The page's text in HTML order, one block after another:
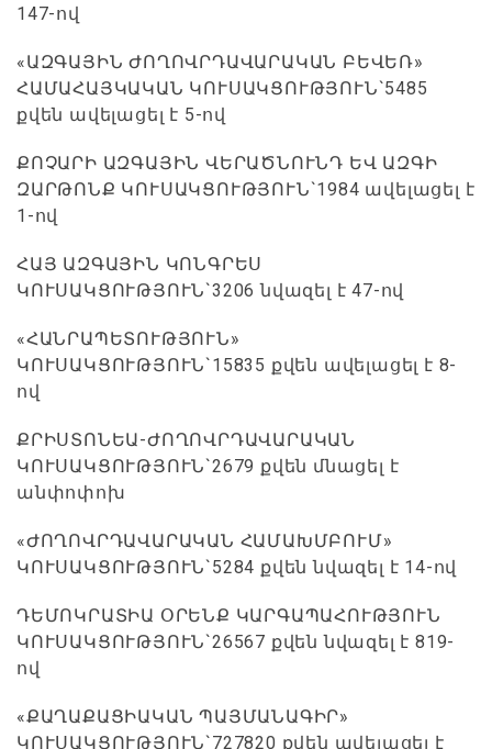
147-ով
«ԱԶԳԱՅԻՆ ԺՈՂՈՎՐԴԱՎԱՐԱԿԱՆ ԲԵՎԵՌ»
ՀԱՄԱՀԱՅԿԱԿԱՆ ԿՈՒՍԱԿՑՈՒԹՅՈՒՆ`5485
քվեն ավելացել է 5-ով
ՔՈՉԱՐԻ ԱԶԳԱՅԻՆ ՎԵՐԱԾՆՈՒՆԴ ԵՎ ԱԶԳԻ
ԶԱՐԹՈՆՔ ԿՈՒՍԱԿՑՈՒԹՅՈՒՆ`1984 ավելացել է
1-ով
ՀԱՅ ԱԶԳԱՅԻՆ ԿՈՆԳՐԵՍ
ԿՈՒՍԱԿՑՈՒԹՅՈՒՆ`3206 նվազել է 47-ով
«ՀԱՆՐԱՊԵՏՈՒԹՅՈՒՆ»
ԿՈՒՍԱԿՑՈՒԹՅՈՒՆ`15835 քվեն ավելացել է 8-
ով
ՔՐԻՍՏՈՆԵԱ-ԺՈՂՈՎՐԴԱՎԱՐԱԿԱՆ
ԿՈՒՍԱԿՑՈՒԹՅՈՒՆ`2679 քվեն մնացել է
անփոփոխ
«ԺՈՂՈՎՐԴԱՎԱՐԱԿԱՆ ՀԱՄԱԽՄԲՈՒՄ»
ԿՈՒՍԱԿՑՈՒԹՅՈՒՆ`5284 քվեն նվազել է 14-ով
ԴԵՄՈԿՐԱՏԻԱ ՕՐԵՆՔ ԿԱՐԳԱՊԱՀՈՒԹՅՈՒՆ
ԿՈՒՍԱԿՑՈՒԹՅՈՒՆ`26567 քվեն նվազել է 819-
ով
«ՔԱՂԱՔԱՑԻԱԿԱՆ ՊԱՅՄԱՆԱԳԻՐ»
ԿՈՒՍԱԿՑՈՒԹՅՈՒՆ`727820 քվեն ավելացել է